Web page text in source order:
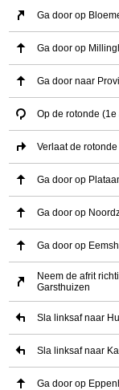
Ga door op
Ga door op
Ga door naar
Op de rotonde
Verlaat de
Ga door op
Ga door op
Ga door op
Neem de afrit
Garsthuizen
Sla linksaf naar
Sla linksaf naar
Ga door op